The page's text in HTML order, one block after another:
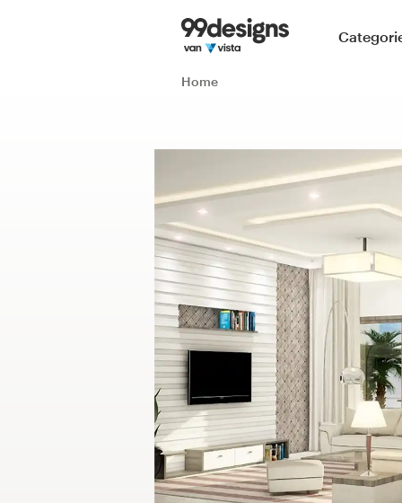
Home
Blader door categorieën